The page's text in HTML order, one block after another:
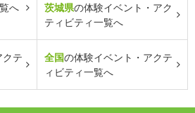
へ 茨城県の体験イベント・アク
ティビティ一覧へ
テ
全国の体験イベント・アクテ
ィビティ一覧へ